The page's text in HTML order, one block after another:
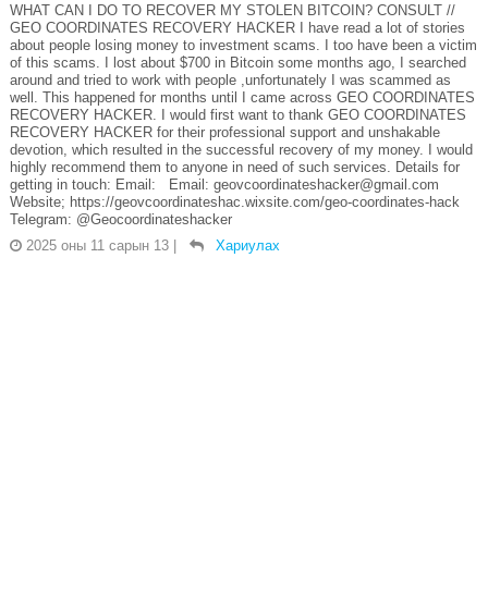
WHAT CAN I DO TO RECOVER MY STOLEN BITCOIN? CONSULT //
GEO COORDINATES RECOVERY HACKER I have read a lot of stories
about people losing money to investment scams. I too have been a victim
of this scams. I lost about $700 in Bitcoin some months ago, I searched
around and tried to work with people ,unfortunately I was scammed as
well. This happened for months until I came across GEO COORDINATES
RECOVERY HACKER. I would first want to thank GEO COORDINATES
RECOVERY HACKER for their professional support and unshakable
devotion, which resulted in the successful recovery of my money. I would
highly recommend them to anyone in need of such services. Details for
getting in touch: Email: Email: geovcoordinateshacker@gmail.com
Website; https://geovcoordinateshac.wixsite.com/geo-coordinates-hack
Telegram: @Geocoordinateshacker
2025 оны 11 сарын 13 | Хариулах